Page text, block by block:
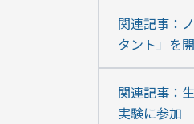
関連記事：
タント」を
関連記事：
実験に参加